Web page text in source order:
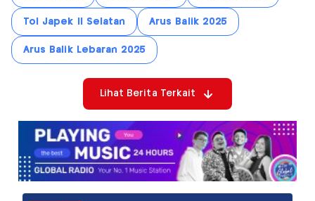
Tol Japek II Selatan Arus Balik 2025
Arus Balik Lebaran 2025
Lihat Berita Terkait